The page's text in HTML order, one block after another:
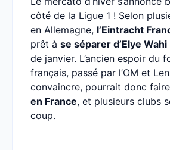
côté de la Ligue 1 ! Selon
en Allemagne, l’Eintracht
prêt à se séparer d’Elye Wahi
de janvier. L’ancien espoir du
français, passé par l’OM et
convaincre, pourrait donc
en France, et plusieurs clubs
coup.